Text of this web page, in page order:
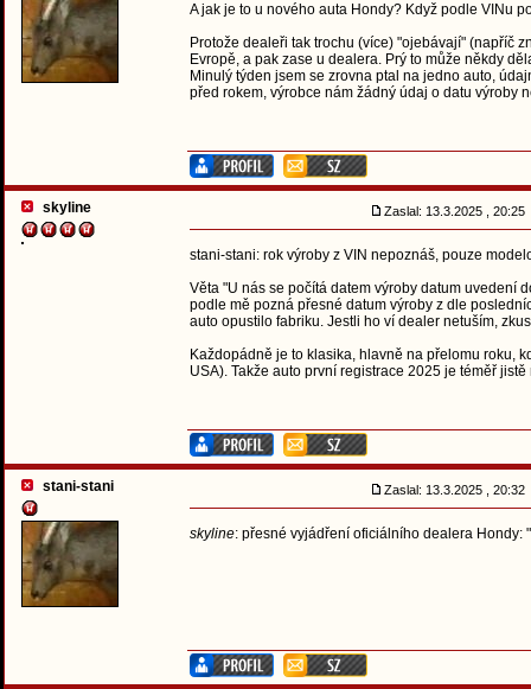
A jak je to u nového auta Hondy? Když podle VINu
Protože dealeři tak trochu (více) "ojebávají" (napříč
Evropě, a pak zase u dealera. Prý to může někdy
Minulý týden jsem se zrovna ptal na jedno auto,
před rokem, výrobce nám žádný údaj o datu výroby
skyline Zaslal: 13.3.2025 , 20:25
stani-stani: rok výroby z VIN nepoznáš, pouze
Věta "U nás se počítá datem výroby datum uvedení
podle mě pozná přesné datum výroby z dle
auto opustilo fabriku. Jestli ho ví dealer netuším,
Každopádně je to klasika, hlavně na přelomu roku,
USA). Takže auto první registrace 2025 je téměř
stani-stani Zaslal: 13.3.2025 , 20:32
skyline: přesné vyjádření oficiálního dealera Hondy: "